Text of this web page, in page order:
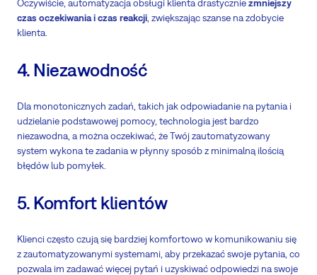
Oczywiście, automatyzacja obsługi klienta drastyczniezmniejszy
czas oczekiwania i czas reakcji , zwiększając szanse na zdobycie
klienta.
4. Niezawodność
Dla monotonicznych zadań, takich jak odpowiadanie na pytania i
udzielanie podstawowej pomocy, technologia jest bardzo
niezawodna, a można oczekiwać, że Twój zautomatyzowany
system wykona te zadania w płynny sposób z minimalną ilością
błędów lub pomyłek.
5. Komfort klientów
Klienci często czują się bardziej komfortowo w komunikowaniu się
z zautomatyzowanymi systemami, aby przekazać swoje pytania, co
pozwala im zadawać więcej pytań i uzyskiwać odpowiedzi na swoje